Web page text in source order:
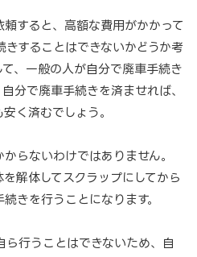
すると、高額な費用がかかって
きすることはできないかどうか考
、一般の人が自分で廃車手続き
分で廃車手続きを済ませれば、
く済むでしょう。
らないわけではありません。
解体してスクラップにしてから
きを行うことになります。
行うことはできないため、自